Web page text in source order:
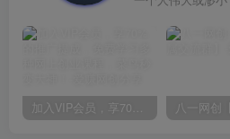
加入VIP会员，享70%的推广提成，免费学习多种网上创业课程，菜鸟秒变大神！